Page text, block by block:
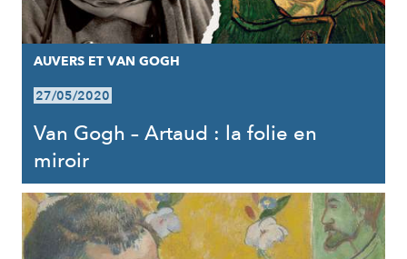
AUVERS ET VAN GOGH
27/05/2020
Van Gogh – Artaud : la folie en
miroir